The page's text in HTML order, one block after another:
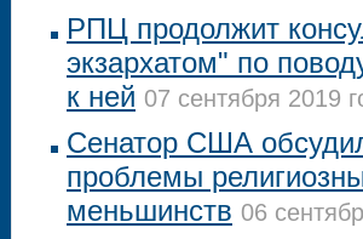
РПЦ продолжит
экзархатом" по
к ней 07 сентября 2019
Сенатор США
проблемы
меньшинств 06